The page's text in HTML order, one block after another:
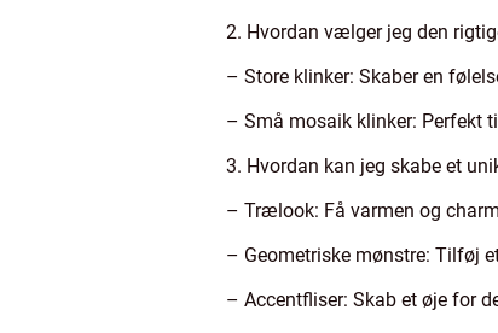
2. Hvordan vælger jeg den
– Store klinker: Skaber en
– Små mosaik klinker: Perfekt
3. Hvordan kan jeg skabe et
– Trælook: Få varmen og
– Geometriske mønstre: Tilføj
– Accentfliser: Skab et øje for